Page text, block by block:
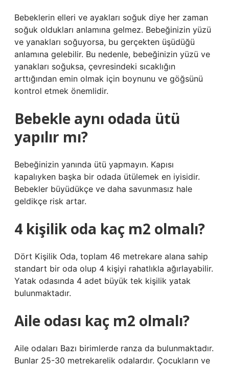
Bebeklerin elleri ve ayakları soğuk diye her zaman
soğuk oldukları anlamına gelmez. Bebeğinizin yüzü
ve yanakları soğuyorsa, bu gerçekten üşüdüğü
anlamına gelebilir. Bu nedenle, bebeğinizin yüzü ve
yanakları soğuksa, çevresindeki sıcaklığın
arttığından emin olmak için boynunu ve göğsünü
kontrol etmek önemlidir.
Bebekle aynı odada ütü
yapılır mı?
Bebeğinizin yanında ütü yapmayın. Kapısı
kapalıyken başka bir odada ütülemek en iyisidir.
Bebekler büyüdükçe ve daha savunmasız hale
geldikçe risk artar.
4 kişilik oda kaç m2 olmalı?
Dört Kişilik Oda, toplam 46 metrekare alana sahip
standart bir oda olup 4 kişiyi rahatlıkla ağırlayabilir.
Yatak odasında 4 adet büyük tek kişilik yatak
bulunmaktadır.
Aile odası kaç m2 olmalı?
Aile odaları Bazı birimlerde ranza da bulunmaktadır.
Bunlar 25-30 metrekarelik odalardır. Çocukların ve